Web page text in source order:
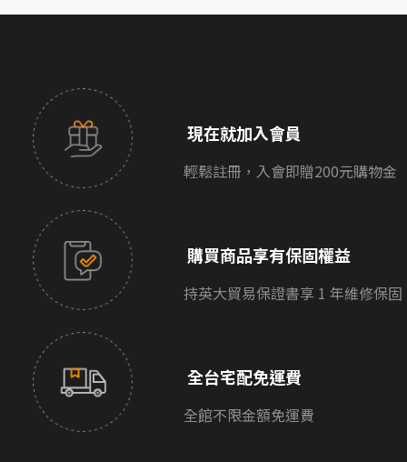
現在就加入會員
輕鬆註冊，入會即贈200元購物金
購買商品享有保固權益
持英大貿易保證書享 1 年維修保固
全台宅配免運費
全館不限金額免運費